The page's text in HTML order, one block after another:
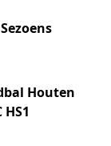
Houten